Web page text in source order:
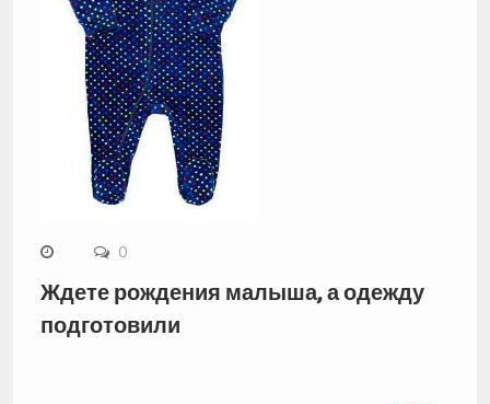
0
Ждете рождения малыша, а одежду
подготовили